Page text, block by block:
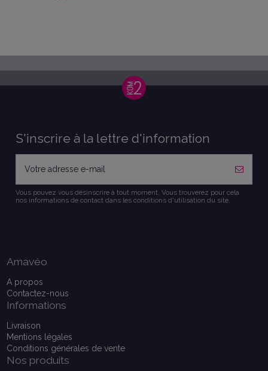
S'inscrire à la lettre d'information
Vous pouvez vous désinscrire à tout moment. Vous trouverez pour cela
nos informations de contact dans les conditions d'utilisation du site.
Amavéo
A propos
Contactez-nous
Informations
Livraison
Mentions légales
Conditions générales de vente
Nos produits